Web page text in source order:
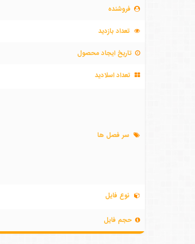
فروشنده
تعداد بازدید
تاریخ ایجاد محصول
تعداد اسلادید
سر فصل ها
نوع فایل
حجم فایل